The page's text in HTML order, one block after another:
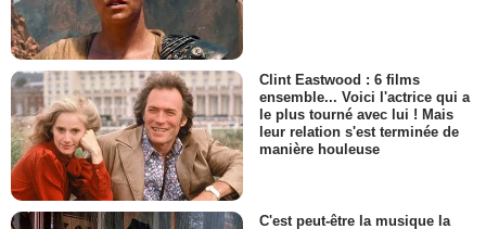
Clint Eastwood : 6 films
ensemble... Voici l'actrice qui a
le plus tourné avec lui ! Mais
leur relation s'est terminée de
manière houleuse
C'est peut-être la musique la